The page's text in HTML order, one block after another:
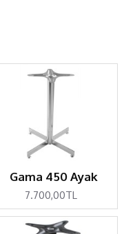
Gama 450 Ayak
7.700,00TL